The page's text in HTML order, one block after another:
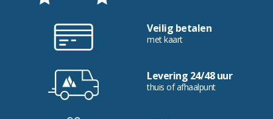
Veilig betalen
met kaart
Levering 24/48 uur
thuis of afhaalpunt